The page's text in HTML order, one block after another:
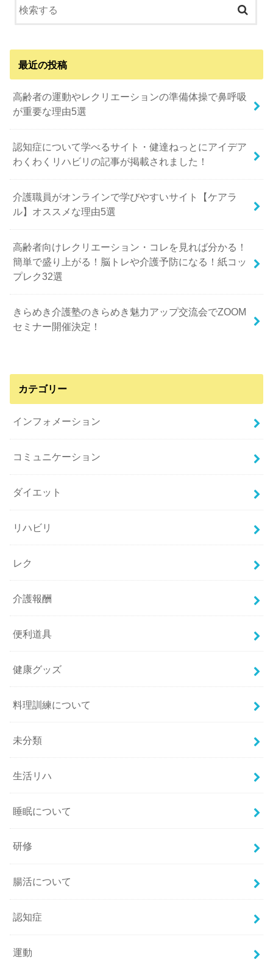
最近の投稿
高齢者の運動やレクリエーションの準備体操で鼻呼吸
が重要な理由5選
認知症について学べるサイト・健達ねっとにアイデア
わくわくリハビリの記事が掲載されました！
介護職員がオンラインで学びやすいサイト【ケアラ
ル】オススメな理由5選
高齢者向けレクリエーション・コレを見れば分かる！
簡単で盛り上がる！脳トレや介護予防になる！紙コッ
プレク32選
きらめき介護塾のきらめき魅力アップ交流会でZOOM
セミナー開催決定！
カテゴリー
インフォメーション
コミュニケーション
ダイエット
リハビリ
レク
介護報酬
便利道具
健康グッズ
料理訓練について
未分類
生活リハ
睡眠について
研修
腸活について
認知症
運動